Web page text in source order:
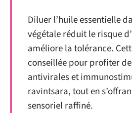
Diluer l’huile essentielle
végétale réduit le risque
améliore la tolérance.
conseillée pour profiter
antivirales et
ravintsara, tout en
sensoriel raffiné.